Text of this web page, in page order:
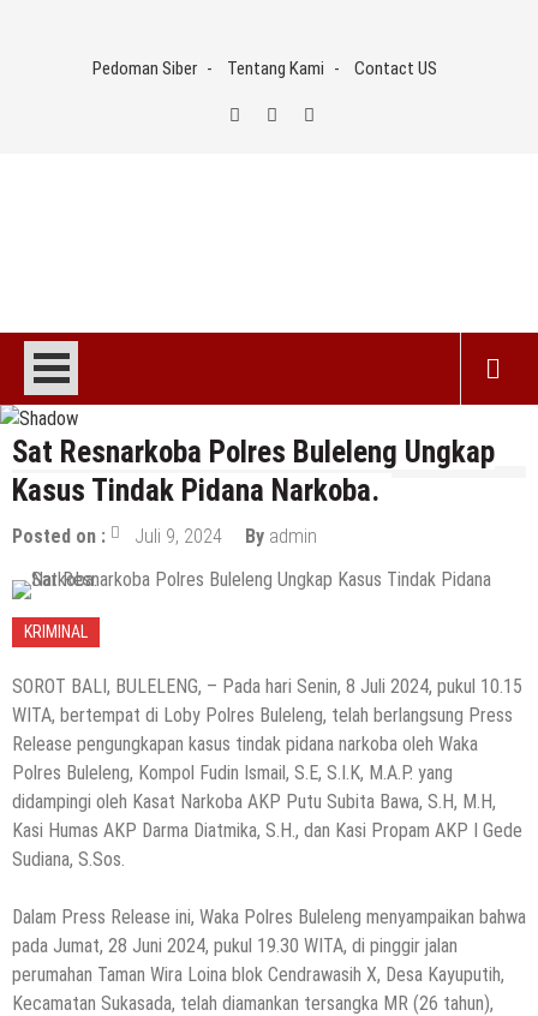
Pedoman Siber Tentang Kami Contact US
Sat Resnarkoba Polres Buleleng Ungkap
Kasus Tindak Pidana Narkoba.
Posted on : Juli 9, 2024 By admin
KRIMINAL
SOROT BALI, BULELENG, – Pada hari Senin, 8 Juli 2024, pukul 10.15
WITA, bertempat di Loby Polres Buleleng, telah berlangsung Press
Release pengungkapan kasus tindak pidana narkoba oleh Waka
Polres Buleleng, Kompol Fudin Ismail, S.E, S.I.K, M.A.P. yang
didampingi oleh Kasat Narkoba AKP Putu Subita Bawa, S.H, M.H,
Kasi Humas AKP Darma Diatmika, S.H., dan Kasi Propam AKP I Gede
Sudiana, S.Sos.
Dalam Press Release ini, Waka Polres Buleleng menyampaikan bahwa
pada Jumat, 28 Juni 2024, pukul 19.30 WITA, di pinggir jalan
perumahan Taman Wira Loina blok Cendrawasih X, Desa Kayuputih,
Kecamatan Sukasada, telah diamankan tersangka MR (26 tahun),